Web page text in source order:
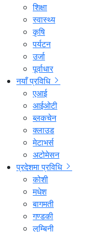
शिक्षा
स्वास्थ्य
कृषि
पर्यटन
उर्जा
पूर्वाधार
नयाँ प्रविधि
एआई
आईओटी
ब्लकचेन
क्लाउड
मेटाभर्स
अटोमेसन
प्रदेशमा प्रविधि
कोशी
मधेश
बागमती
गण्डकी
लुम्बिनी